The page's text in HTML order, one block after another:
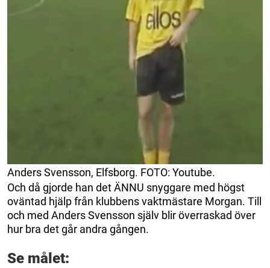
Anders Svensson, Elfsborg. FOTO: Youtube.
Och då gjorde han det ÄNNU snyggare med högst
oväntad hjälp från klubbens vaktmästare Morgan. Till
och med Anders Svensson själv blir överraskad över
hur bra det går andra gången.
Se målet: